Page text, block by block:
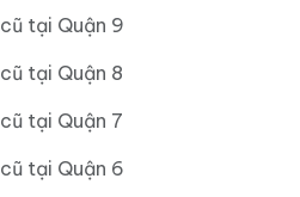
tại Quận 9
tại Quận 8
tại Quận 7
tại Quận 6